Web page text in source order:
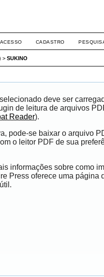
ACESSO CADASTRO
> SUKINO
deve ser
de leitura de arquivos
Reader).
pode-se baixar o arquivo
o leitor PDF de sua
informações sobre como
Press oferece uma página